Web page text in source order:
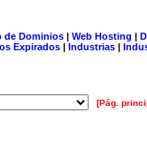
de Dominios| Web Hosting |
Expirados | Industrias |
[Pág.